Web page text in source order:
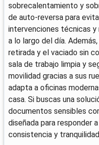
sobrecalentamiento y
de auto-reversa para
intervenciones técnicas y
a lo largo del día.
retirada y el vaciado sin
sala de trabajo limpia y
movilidad gracias a sus
adapta a oficinas
casa. Si buscas una
documentos sensibles
diseñada para responder
consistencia y